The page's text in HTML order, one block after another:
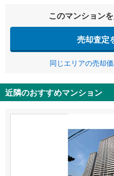
このマンション
売却査定
同じエリアの売却
近隣のおすすめマンション